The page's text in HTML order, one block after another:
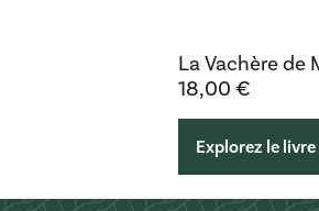
La Vachère de
18,00 €
Explorez le livre